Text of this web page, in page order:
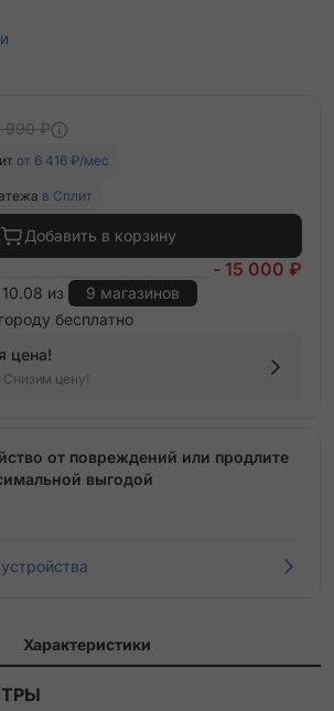
990 ₽
от 6 416 ₽/мес
в Сплит
Добавить в корзину
- 15 000 ₽
из
9 магазинов
бесплатно
цена!
цену!
от повреждений или продлите
выгодой
Характеристики